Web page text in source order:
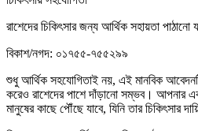
রাশেদের চিকিৎসার জন্য আর্থিক সহায়তা পাঠানো
বিকাশ/নগদ: ০১৭৫৫-৭৫৫২৯৯
শুধু আর্থিক সহযোগিতাই নয়, এই মানবিক
করেও রাশেদের পাশে দাঁড়ানো সম্ভব। আপনার
মানুষের কাছে পৌঁছে যাবে, যিনি তার চিকিৎসার